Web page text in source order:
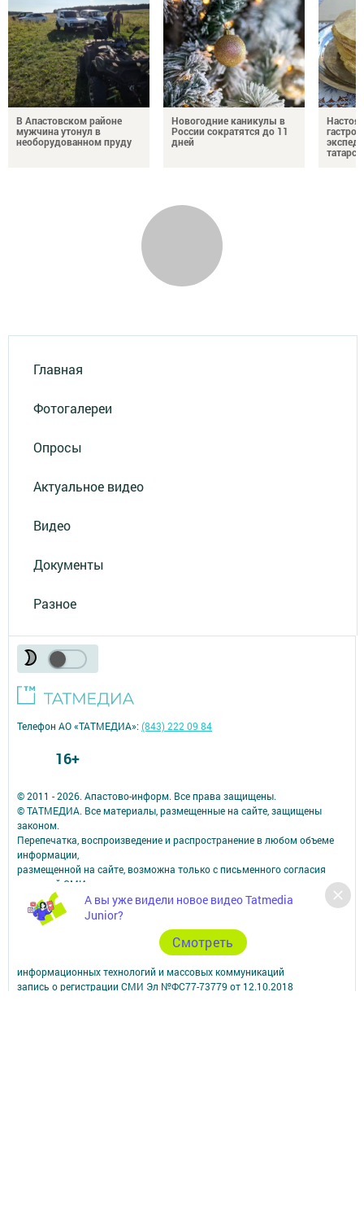
В Апастовском районе
мужчина утонул в
необорудованном пруду
Новогодние каникулы в
России сократятся до 11
дней
Главная
Фотогалереи
Опросы
Актуальное видео
Видео
Документы
Разное
А вы уже видели новое видео Tatmedia
Junior?
Cмотреть
© 2011 - 2026. Апастово-информ. Все права защищены.
© ТАТМЕДИА. Все материалы, размещенные на сайте, защищены
законом.
Перепечатка, воспроизведение и распространение в любом объеме
информации,
размещенной на сайте, возможна только с письменного согласия
редакций СМИ.
При поддержке Республиканского агентства по печати и массовым
коммуникациям.
Наименование СМИ: Апастово-информ
СМИ зарегистрировано Федеральной службой по надзору в сфере
информационных технологий и массовых коммуникаций
запись о регистрации СМИ Эл №ФС77-73779 от 12.10.2018
Телефон АО «ТАТМЕДИА»:(843) 222 09 84
16+